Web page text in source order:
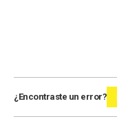
¿Encontraste un error?